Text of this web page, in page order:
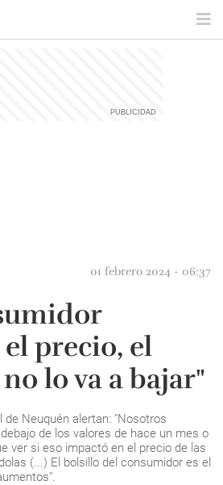
01 febrero 2024 - 06:37
precio, el
lo va a bajar"
de Neuquén alertan: "Nosotros
de los valores de hace un mes o
ver si eso impactó en el precio de las
(...) El bolsillo del consumidor es el